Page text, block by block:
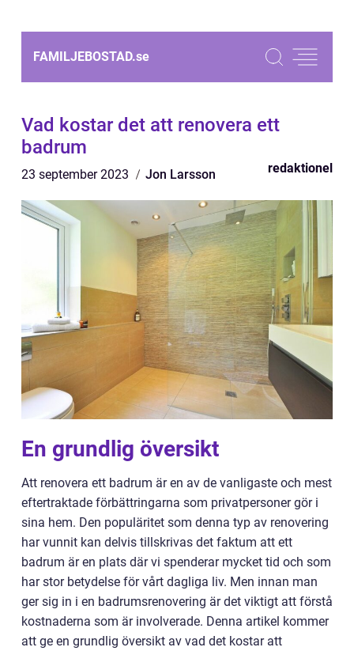
FAMILJEBOSTAD.se
Vad kostar det att renovera ett
badrum
23 september 2023 Jon Larsson redaktionel
En grundlig översikt
Att renovera ett badrum är en av de vanligaste och mest
eftertraktade förbättringarna som privatpersoner gör i
sina hem. Den populäritet som denna typ av renovering
har vunnit kan delvis tillskrivas det faktum att ett
badrum är en plats där vi spenderar mycket tid och som
har stor betydelse för vårt dagliga liv. Men innan man
ger sig in i en badrumsrenovering är det viktigt att förstå
kostnaderna som är involverade. Denna artikel kommer
att ge en grundlig översikt av vad det kostar att